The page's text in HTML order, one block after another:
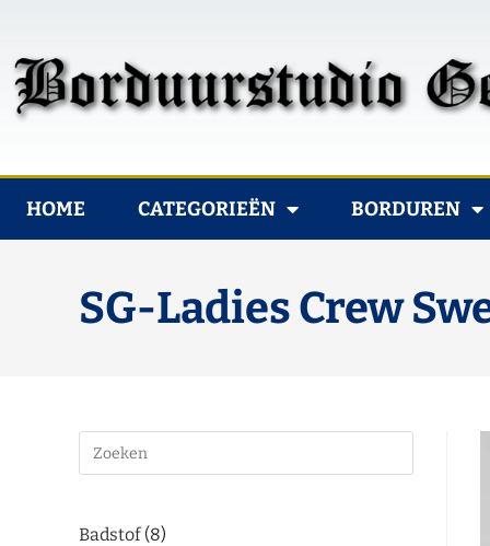
HOME CATEGORIEËN BORDUREN
SG-Ladies Crew
Badstof 8